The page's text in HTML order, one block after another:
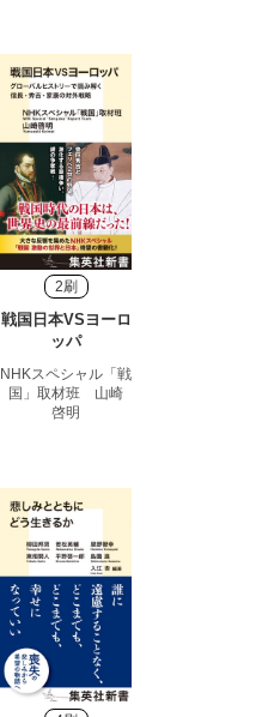
2刷
戦国日本VSヨーロ
ッパ
NHKスペシャル「戦
国」取材班 山崎
啓明